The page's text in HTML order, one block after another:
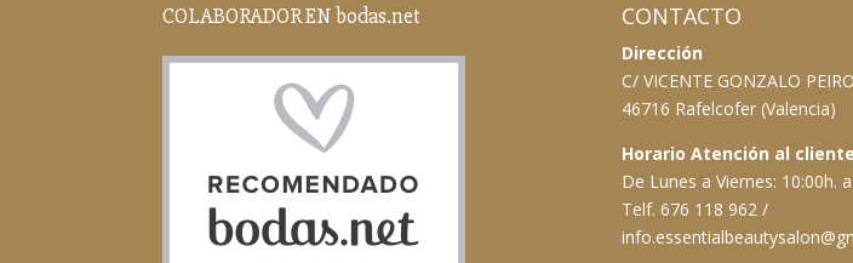
COLABORADOR EN bodas.net CONTACTO
Dirección
C/ VICENTE GONZALO
46716 Rafelcofer (Valencia)
Horario Atención al cliente
De Lunes a Viernes: 10:00h.
Telf. 676 118 962 /